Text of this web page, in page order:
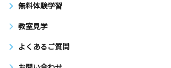
無料体験学習
教室見学
よくあるご質問